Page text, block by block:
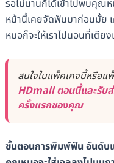
รอไม่นานก็ได้เข้าไปพบคุณ
หน้านี้เคยจัดฟันมาก่อนมั้ย
หมอก็จะให้เราไปนอนที่เตีย
สนใจในแพ็คเกจนี้หรือแ
HDmall ตอนนี้และรับ
ครั้งแรกของคุณ
ขั้นตอนการพิมพ์ฟัน อันดับแ